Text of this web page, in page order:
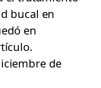
bucal en
en
de